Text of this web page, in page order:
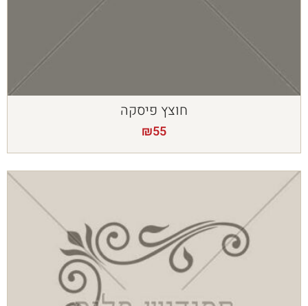
חוצץ פיסקה
₪55